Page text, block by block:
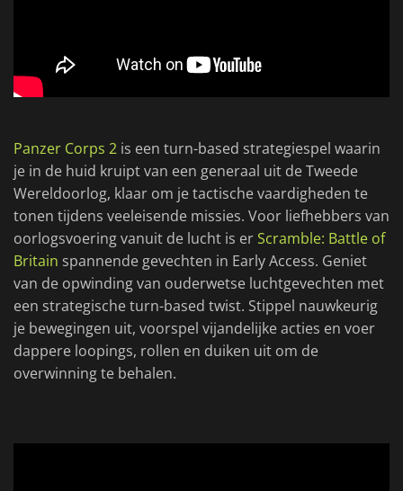
Panzer Corps 2 is een turn-based strategiespel waarin
je in de huid kruipt van een generaal uit de Tweede
Wereldoorlog, klaar om je tactische vaardigheden te
tonen tijdens veeleisende missies. Voor liefhebbers van
oorlogsvoering vanuit de lucht is erScramble: Battle of
Britain spannende gevechten in Early Access. Geniet
van de opwinding van ouderwetse luchtgevechten met
een strategische turn-based twist. Stippel nauwkeurig
je bewegingen uit, voorspel vijandelijke acties en voer
dappere loopings, rollen en duiken uit om de
overwinning te behalen.